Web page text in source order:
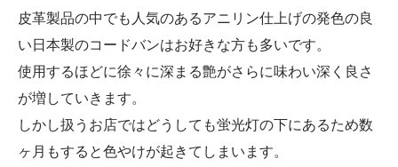
皮革製品の中でも人気のあるアニリン仕上げの発色の良
い日本製のコードバンはお好きな方も多いです。
使用するほどに徐々に深まる艶がさらに味わい深く良さ
が増していきます。
しかし扱うお店ではどうしても蛍光灯の下にあるため数
ヶ月もすると色やけが起きてしまいます。